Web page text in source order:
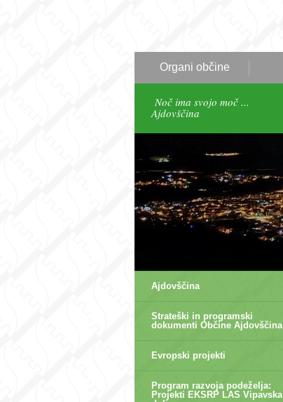
Organi občine
Noč ima svojo moč ...
Ajdovščina
Ajdovščina
Strateški in programski
dokumenti Občine Ajdovščina
Evropski projekti
Program razvoja podeželja:
Projekti EKSRP LAS Vipavska